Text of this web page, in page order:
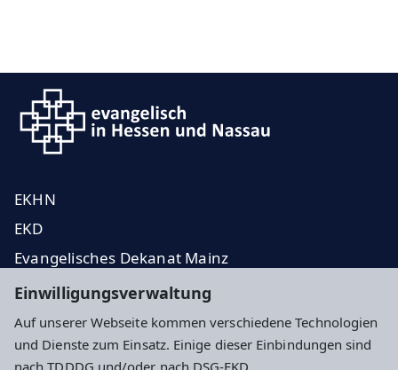
Einwilligungsverwaltung
Auf unserer Webseite kommen verschiedene Technologien
und Dienste zum Einsatz. Einige dieser Einbindungen sind
nach TDDDG und/oder nach DSG-EKD
EKHN
EKD
Evangelisches Dekanat Mainz
Presseanfragen